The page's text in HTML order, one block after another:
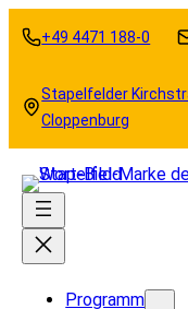
Zum
Inhalt
springen
+49 4471 188-0
Stapelfelder
Cloppenburg
Programm